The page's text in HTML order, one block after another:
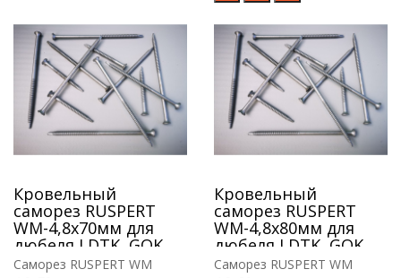
Кровельный
саморез RUSPERT
WM-4,8х70мм для
дюбеля LDTK, GOK,
RIF.
Саморез RUSPERT WM
Кровельный
саморез RUSPERT
WM-4,8х80мм для
дюбеля LDTK, GOK,
RIF.
Саморез RUSPERT WM